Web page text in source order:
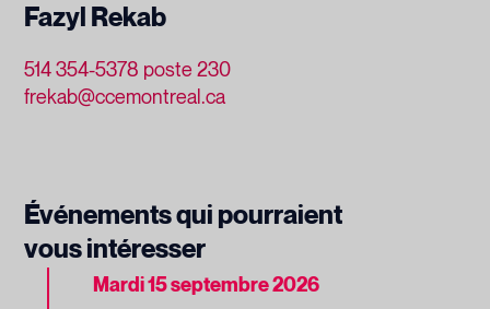
Fazyl Rekab
514 354-5378 poste 230
frekab@ccemontreal.ca
Événements qui pourraient
vous intéresser
Mardi15 septembre 2026